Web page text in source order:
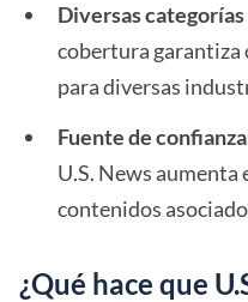
Diversas
cobertura garantiza
para diversas
Fuente de
U.S. News
contenidos
¿Qué hace que